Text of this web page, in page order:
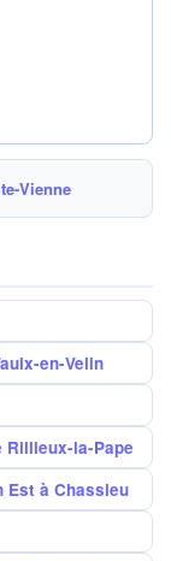
Vienne
en-Velin
Rillieux-la-Pape
Est à Chassieu